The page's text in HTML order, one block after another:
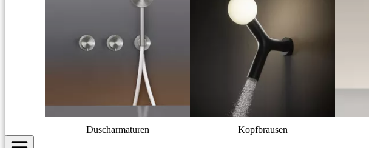
Duscharmaturen Kopfbrausen